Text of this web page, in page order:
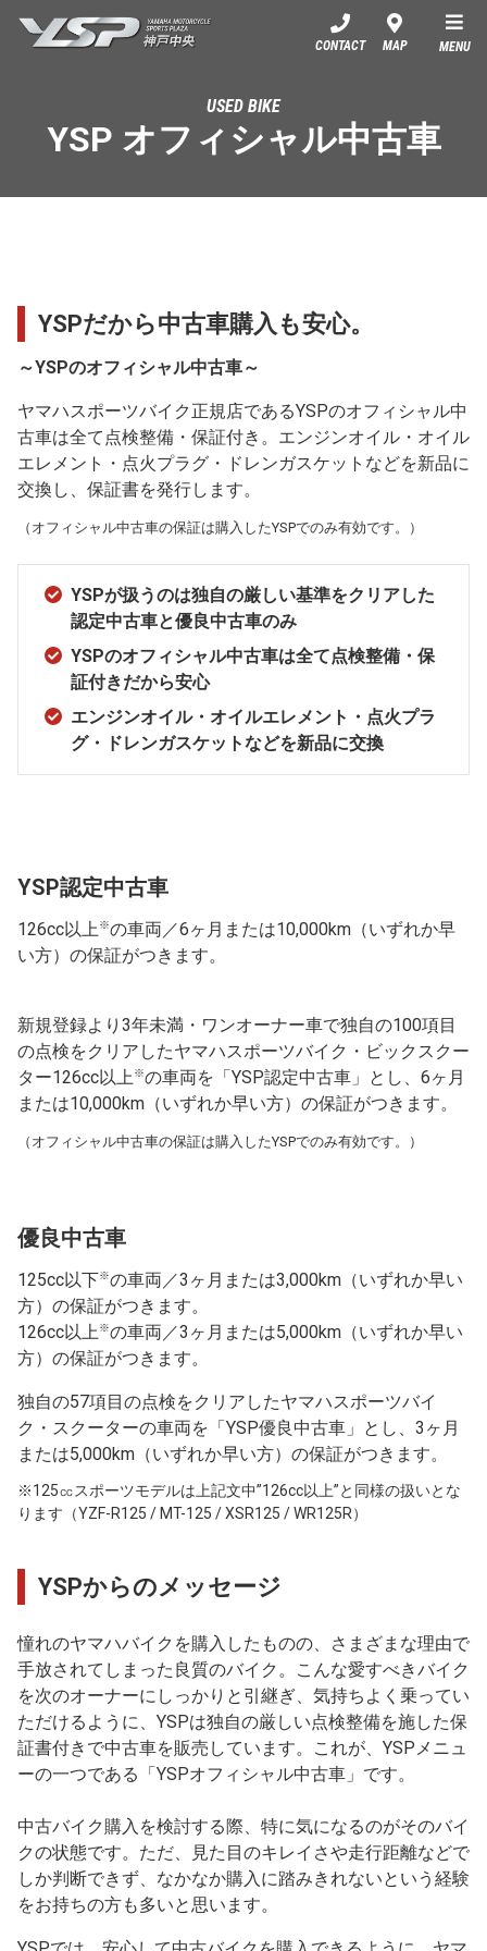
CONTACT MAP MENU
USED BIKE
YSP オフィシャル中古車
YSPだから中古車購入も安心。
～YSPのオフィシャル中古車～
ヤマハスポーツバイク正規店であるYSPのオフィシャル中
古車は全て点検整備・保証付き。エンジンオイル・オイル
エレメント・点火プラグ・ドレンガスケットなどを新品に
交換し、保証書を発行します。
（オフィシャル中古車の保証は購入したYSPでのみ有効です。）
YSPが扱うのは独自の厳しい基準をクリアした
認定中古車と優良中古車のみ
YSPのオフィシャル中古車は全て点検整備・保
証付きだから安心
エンジンオイル・オイルエレメント・点火プラ
グ・ドレンガスケットなどを新品に交換
YSP認定中古車
126cc以上※の車両／6ヶ月または10,000km（いずれか早
い方）の保証がつきます。
新規登録より3年未満・ワンオーナー車で独自の100項目
の点検をクリアしたヤマハスポーツバイク・ビックスクー
ター126cc以上※の車両を「YSP認定中古車」とし、6ヶ月
または10,000km（いずれか早い方）の保証がつきます。
（オフィシャル中古車の保証は購入したYSPでのみ有効です。）
優良中古車
125cc以下※の車両／3ヶ月または3,000km（いずれか早い
方）の保証がつきます。
126cc以上※の車両／3ヶ月または5,000km（いずれか早い
方）の保証がつきます。
独自の57項目の点検をクリアしたヤマハスポーツバイ
ク・スクーターの車両を「YSP優良中古車」とし、3ヶ月
または5,000km（いずれか早い方）の保証がつきます。
※125㏄スポーツモデルは上記文中”126cc以上”と同様の扱いとな
ります（YZF-R125 / MT-125 / XSR125 / WR125R）
YSPからのメッセージ
憧れのヤマハバイクを購入したものの、さまざまな理由で
手放されてしまった良質のバイク。こんな愛すべきバイク
を次のオーナーにしっかりと引継ぎ、気持ちよく乗ってい
ただけるように、YSPは独自の厳しい点検整備を施した保
証書付きで中古車を販売しています。これが、YSPメニュ
ーの一つである「YSPオフィシャル中古車」です。
中古バイク購入を検討する際、特に気になるのがそのバイ
クの状態です。ただ、見た目のキレイさや走行距離などで
しか判断できず、なかなか購入に踏みきれないという経験
をお持ちの方も多いと思います。